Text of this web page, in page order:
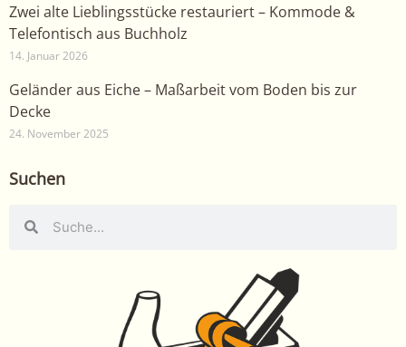
Zwei alte Lieblingsstücke restauriert – Kommode &
Telefontisch aus Buchholz
14. Januar 2026
Geländer aus Eiche – Maßarbeit vom Boden bis zur
Decke
24. November 2025
Suchen